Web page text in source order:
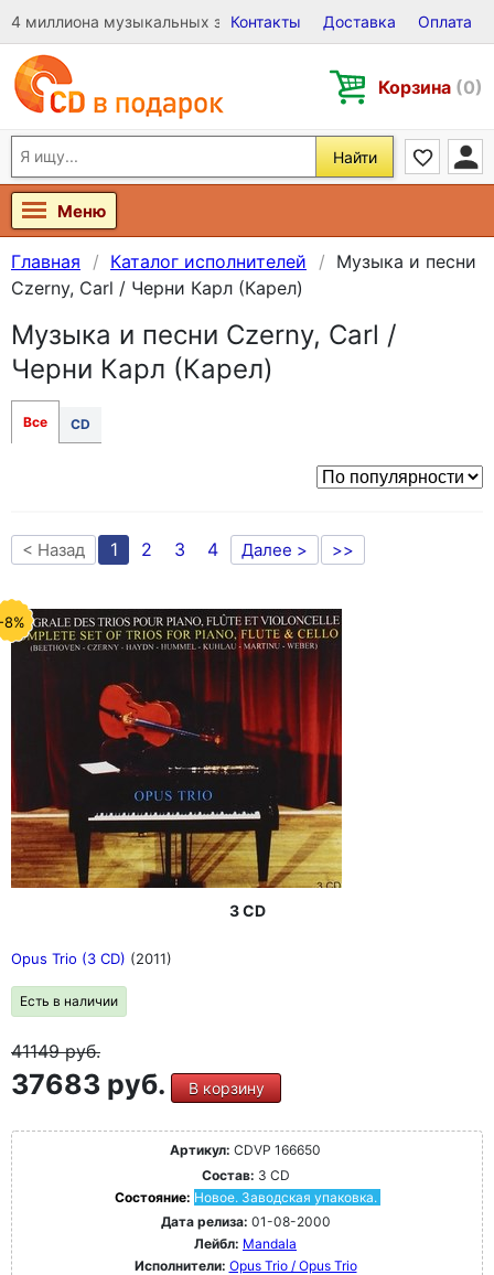
4 миллиона музыкальных записей на Виниле, CD и DVD
Контакты Доставка Оплата
Корзина (0)
Найти
Меню
Главная Каталог исполнителей
Музыка и песни
Czerny, Carl / Черни Карл (Карел)
Музыка и песни Czerny, Carl /
Черни Карл (Карел)
Все CD
< Назад 1 2 3 4 Далее > >>
8%
3 CD
Opus Trio (3 CD) (2011)
Есть в наличии
41149руб.
37683 руб. В корзину
Артикул: CDVP 166650
Состав: 3 CD
Состояние: Новое. Заводская упаковка.
Дата релиза: 01-08-2000
Лейбл: Mandala
Исполнители: Opus Trio / Opus Trio